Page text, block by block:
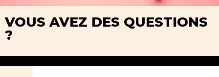
VOUS AVEZ DES QUESTIONS
?